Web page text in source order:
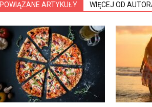
POWIĄZANE ARTYKUŁY WIĘCEJ OD